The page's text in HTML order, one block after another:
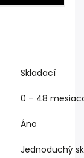
Skladací
0 – 48
Áno
Jednoduchý